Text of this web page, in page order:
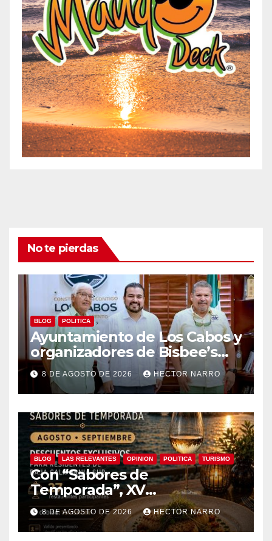
No te pierdas
BLOG POLITICA
Ayuntamiento de Los Cabos y
organizadores de Bisbee’s
coordinan acciones para
edición 2026
8 DE AGOSTO DE 2026 HECTOR NARRO
BLOG LAS RELEVANTES OPINION POLITICA TURISMO
Con “Sabores de
Temporada”, XV
Ayuntamiento de Los Cabos y
Canirac impulsan consumo
local con beneficios para
8 DE AGOSTO DE 2026 HECTOR NARRO